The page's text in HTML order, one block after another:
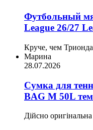
Футбольный
League 26/27
Круче, чем
Марина
28.07.2026
Сумка для
BAG M 50L
Дійсно